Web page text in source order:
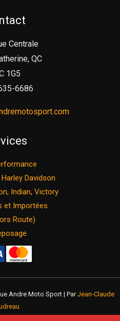
Centrale
QC
1G5
6686
Davidson
Indian, Victory
et Importées
Route)
Andre Moto Sport | ParJean-Claude